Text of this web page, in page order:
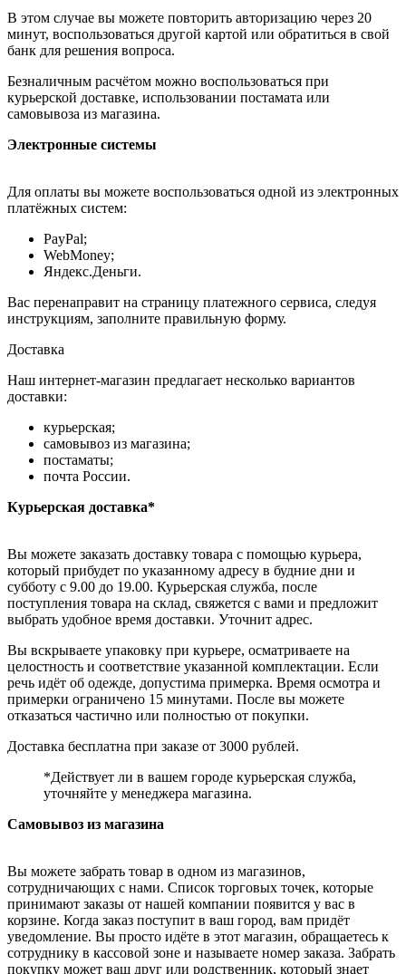
В этом случае вы можете повторить авторизацию через 20
минут, воспользоваться другой картой или обратиться в свой
банк для решения вопроса.
Безналичным расчётом можно воспользоваться при
курьерской доставке, использовании постамата или
самовывоза из магазина.
Электронные системы
Для оплаты вы можете воспользоваться одной из электронных
платёжных систем:
PayPal;
WebMoney;
Яндекс.Деньги.
Вас перенаправит на страницу платежного сервиса, следуя
инструкциям, заполните правильную форму.
Доставка
Наш интернет-магазин предлагает несколько вариантов
доставки:
курьерская;
самовывоз из магазина;
постаматы;
почта России.
Курьерская доставка*
Вы можете заказать доставку товара с помощью курьера,
который прибудет по указанному адресу в будние дни и
субботу с 9.00 до 19.00. Курьерская служба, после
поступления товара на склад, свяжется с вами и предложит
выбрать удобное время доставки. Уточнит адрес.
Вы вскрываете упаковку при курьере, осматриваете на
целостность и соответствие указанной комплектации. Если
речь идёт об одежде, допустима примерка. Время осмотра и
примерки ограничено 15 минутами. После вы можете
отказаться частично или полностью от покупки.
Доставка бесплатна при заказе от 3000 рублей.
*Действует ли в вашем городе курьерская служба,
уточняйте у менеджера магазина.
Самовывоз из магазина
Вы можете забрать товар в одном из магазинов,
сотрудничающих с нами. Список торговых точек, которые
принимают заказы от нашей компании появится у вас в
корзине. Когда заказ поступит в ваш город, вам придёт
уведомление. Вы просто идёте в этот магазин, обращаетесь к
сотруднику в кассовой зоне и называете номер заказа. Забрать
покупку может ваш друг или родственник, который знает